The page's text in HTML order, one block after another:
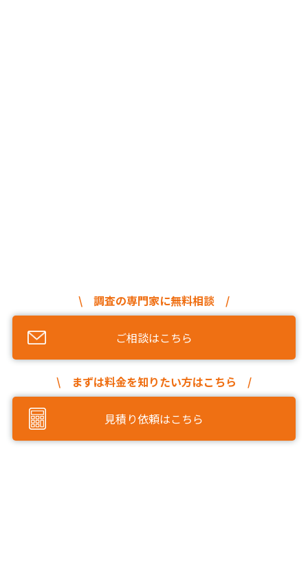
\ 調査の専門家に無料相談 /
ご相談はこちら
\ まずは料金を知りたい方はこちら /
見積り依頼はこちら